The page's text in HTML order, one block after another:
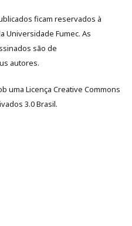
ficam reservados à
Universidade Fumec. As
são de
autores.
uma Licença Creative Commons
3.0 Brasil.